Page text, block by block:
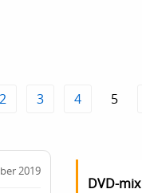
2 3 4 5
2019
DVD-mix